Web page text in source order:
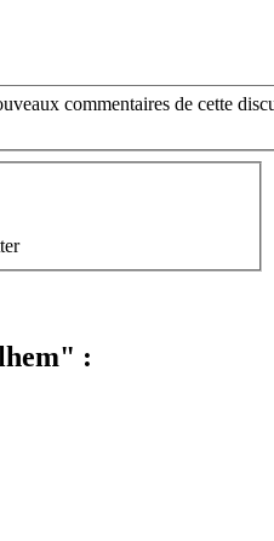
commentaires de cette
: